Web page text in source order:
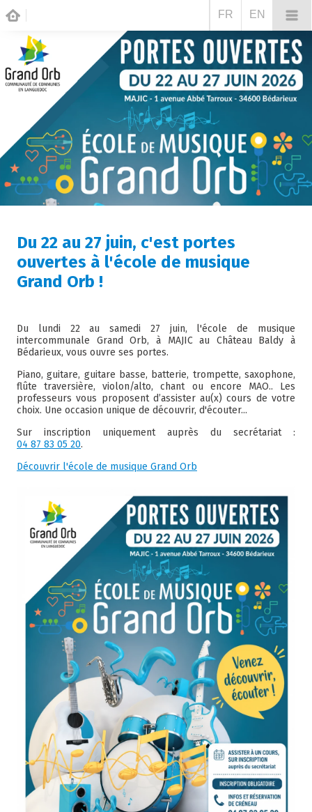
Du 22 au 27 juin, c'est portes
ouvertes à l'école de musique
Grand Orb !
Du lundi 22 au samedi 27 juin, l'école de musique
intercommunale Grand Orb, à MAJIC au Château Baldy à
Bédarieux, vous ouvre ses portes.
Piano, guitare, guitare basse, batterie, trompette, saxophone,
flûte traversière, violon/alto, chant ou encore MAO.. Les
professeurs vous proposent d’assister au(x) cours de votre
choix. Une occasion unique de découvrir, d'écouter...
Sur inscription uniquement auprès du secrétariat :
04 87 83 05 20.
Découvrir l'école de musique Grand Orb
FR EN